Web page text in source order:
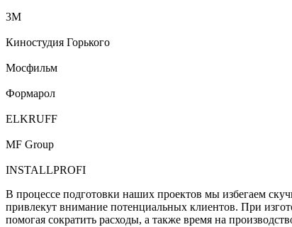
3М
Киностудия Горького
Мосфильм
Формарол
ELKRUFF
MF Group
INSTALLPROFI
В процессе подготовки наших проектов мы избегаем
привлекут внимание потенциальных клиентов. При
помогая сократить расходы, а также время на